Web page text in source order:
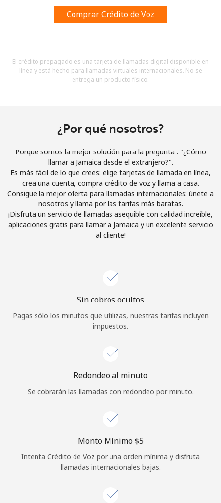
Mantente en contacto para recibir nuestras mejores
¡Hola!
Inicia sesión oREGÍSTRATE →
¿Olvidaste tu contraseña? →
Iniciar Sesión
Comprar Crédito de Voz
El crédito prepagado es una tarjeta de llamadas digital disponible en
línea y está hecho para llamadas virtuales internacionales. No se
entrega un producto físico.
¿Por qué nosotros?
Porque somos la mejor solución para la pregunta : "¿Cómo
llamar a Jamaica desde el extranjero?".
Es más fácil de lo que crees: elige tarjetas de llamada en línea,
crea una cuenta, compra crédito de voz y llama a casa.
Consigue la mejor oferta para llamadas internacionales: únete a
nosotros y llama por las tarifas más baratas.
¡Disfruta un servicio de llamadas asequible con calidad increíble,
aplicaciones gratis para llamar a Jamaica y un excelente servicio
al cliente!
Sin cobros ocultos
Pagas sólo los minutos que utilizas, nuestras tarifas incluyen
impuestos.
Redondeo al minuto
Se cobrarán las llamadas con redondeo por minuto.
Monto Mínimo ⁦$5⁩
Intenta Crédito de Voz por una orden mínima y disfruta
llamadas internacionales bajas.